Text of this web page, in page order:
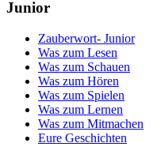
Junior
Zauberwort- Junior
Was zum Lesen
Was zum Schauen
Was zum Hören
Was zum Spielen
Was zum Lernen
Was zum Mitmachen
Eure Geschichten